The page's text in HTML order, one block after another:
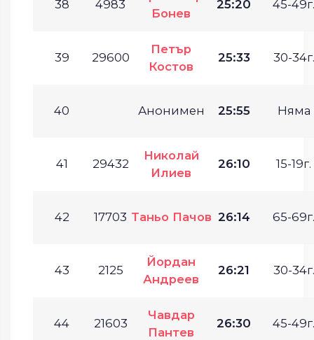
38 4983
Бонев
25:20 45-49г.
39 29600
Петър
Костов
25:33 30-34г.
40 Анонимен 25:55 Няма
41 29432
Николай
Илиев
26:10 15-19г.
42 17703 Таньо Пачов 26:14 65-69г.
43 2125
Йордан
Андреев
26:21 30-34г.
44 21603
Чавдар
Пантев
26:30 45-49г.